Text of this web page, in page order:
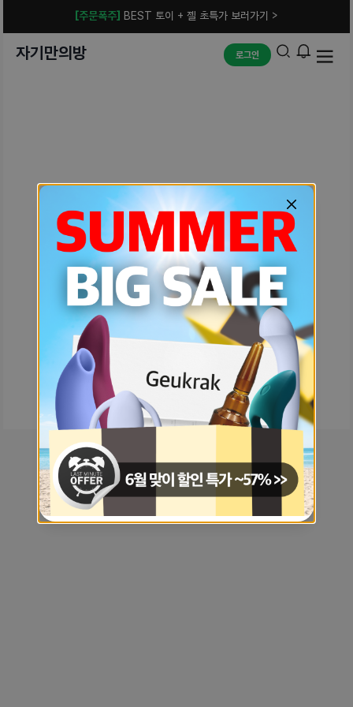
[주문폭주] BEST 토이 + 젤 초특가 보러가기 >
자기만의방 로그인
예상치 못한 에러입니다.